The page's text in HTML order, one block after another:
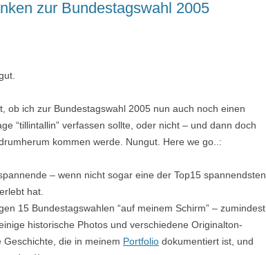
zur Bundestagswahl 2005
ob ich zur Bundestagswahl 2005 nun auch noch einen
“tillintallin” verfassen sollte, oder nicht – und dann doch
kommen werde. Nungut. Here we go..:
– wenn nicht sogar eine der Top15 spannendsten
hat.
15 Bundestagswahlen “auf meinem Schirm” – zumindest
historische Photos und verschiedene Originalton-
die in meinem Portfolio dokumentiert ist, und